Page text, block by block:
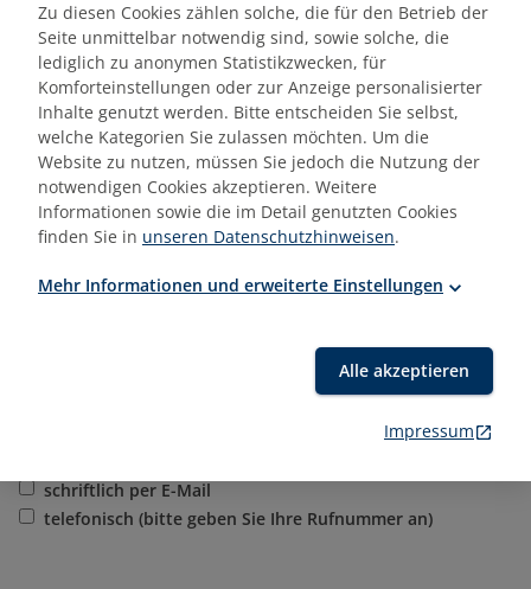
Anzahl Trainingstage
Zielgruppe (Vorwissen)
gewünschte Trainingszeiträume
schriftlich per E-Mail
telefonisch (bitte geben Sie Ihre Rufnummer an)
Zu diesen Cookies zählen solche, die für den Betrieb der
Seite unmittelbar notwendig sind, sowie solche, die
lediglich zu anonymen Statistikzwecken, für
Komforteinstellungen oder zur Anzeige personalisierter
Inhalte genutzt werden. Bitte entscheiden Sie selbst,
welche Kategorien Sie zulassen möchten. Um die
Website zu nutzen, müssen Sie jedoch die Nutzung der
notwendigen Cookies akzeptieren. Weitere
Informationen sowie die im Detail genutzten Cookies
finden Sie in unseren Datenschutzhinweisen.
Mehr Informationen und erweiterte Einstellungen
Alle akzeptieren
Impressum